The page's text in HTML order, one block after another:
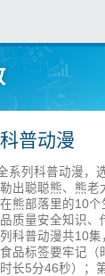
普动漫
系列科普动漫，
出聪聪熊、熊老
熊部落里的10
质量安全知识、
科普动漫共10
品标签要牢记（
长5分46秒）；